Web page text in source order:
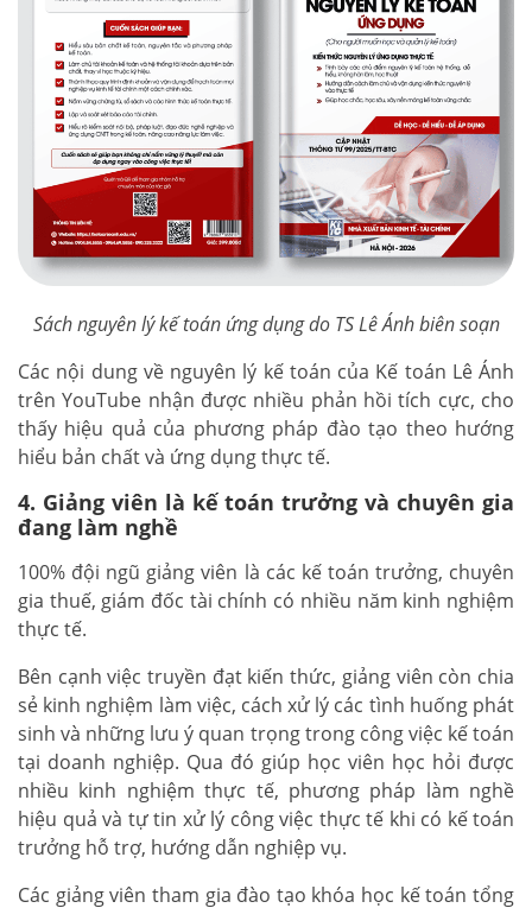
Sách nguyên lý kế toán ứng dụng do TS Lê Ánh biên soạn
Các nội dung về nguyên lý kế toán của Kế toán Lê Ánh
trên YouTube nhận được nhiều phản hồi tích cực, cho
thấy hiệu quả của phương pháp đào tạo theo hướng
hiểu bản chất và ứng dụng thực tế.
4. Giảng viên là kế toán trưởng và chuyên gia
đang làm nghề
100% đội ngũ giảng viên là các kế toán trưởng, chuyên
gia thuế, giám đốc tài chính có nhiều năm kinh nghiệm
thực tế.
Bên cạnh việc truyền đạt kiến thức, giảng viên còn chia
sẻ kinh nghiệm làm việc, cách xử lý các tình huống phát
sinh và những lưu ý quan trọng trong công việc kế toán
tại doanh nghiệp. Qua đó giúp học viên học hỏi được
nhiều kinh nghiệm thực tế, phương pháp làm nghề
hiệu quả và tự tin xử lý công việc thực tế khi có kế toán
trưởng hỗ trợ, hướng dẫn nghiệp vụ.
Các giảng viên tham gia đào tạo khóa học kế toán tổng